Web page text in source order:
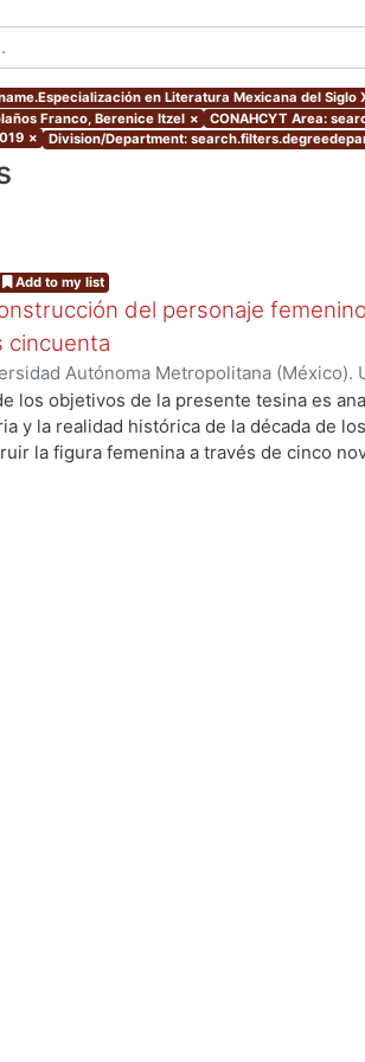
en Literatura Mexicana del Siglo
Franco, Berenice Itzel ×
CONAHCYT Area:
× Division/Department:
Add to my list
del personaje
cincuenta
Autónoma Metropolitana (México).
de Información.,2019) Bolaños
los objetivos de la presente tesina es
y la realidad histórica de la década de
la figura femenina a través de cinco